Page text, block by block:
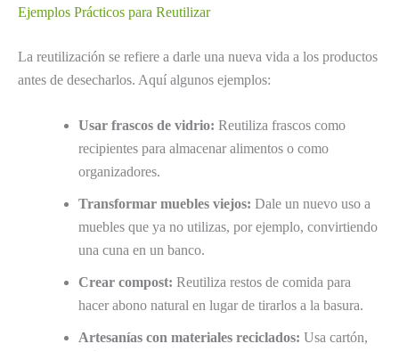
Ejemplos Prácticos para Reutilizar
La reutilización se refiere a darle una nueva vida a los productos
antes de desecharlos. Aquí algunos ejemplos:
Usar frascos de vidrio: Reutiliza frascos como
recipientes para almacenar alimentos o como
organizadores.
Transformar muebles viejos: Dale un nuevo uso a
muebles que ya no utilizas, por ejemplo, convirtiendo
una cuna en un banco.
Crear compost: Reutiliza restos de comida para
hacer abono natural en lugar de tirarlos a la basura.
Artesanías con materiales reciclados: Usa cartón,